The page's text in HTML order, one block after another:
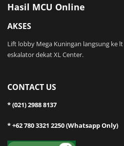
Hasil MCU Online
AKSES
Lift lobby Mega Kuningan langsung ke
eskalator dekat XL Center.
CONTACT US
* (021) 2988 8137
* +62 780 3321 2250 (Whatsapp Only)